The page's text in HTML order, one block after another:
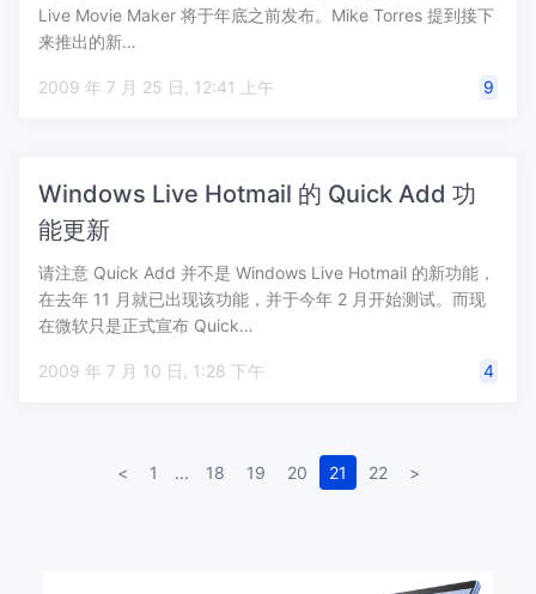
Live Movie Maker 将于年底之前发布。Mike Torres 提到接下
来推出的新…
2009 年 7 月 25 日, 12:41 上午 9
Windows Live Hotmail 的 Quick Add 功
能更新
请注意 Quick Add 并不是 Windows Live Hotmail 的新功能，
在去年 11 月就已出现该功能，并于今年 2 月开始测试。而现
在微软只是正式宣布 Quick…
2009 年 7 月 10 日, 1:28 下午 4
< 1 ... 18 19 20 21 22 >